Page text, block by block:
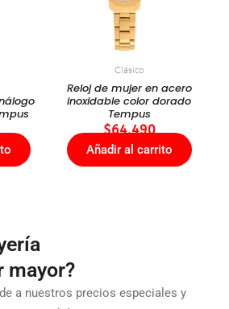
Clásico
Reloj de mujer en acero
inoxidable color dorado
Tempus
$64.490
Añadir al carrito
mayor?
a nuestros precios especiales y